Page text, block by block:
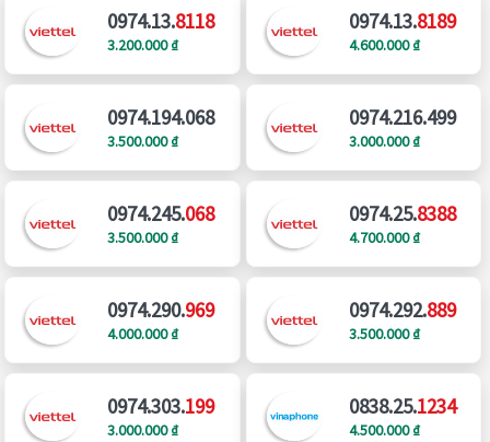
0974.13.8118
3.200.000 ₫
0974.13.8189
4.600.000 ₫
0974.194.068
3.500.000 ₫
0974.216.499
3.000.000 ₫
0974.245.068
3.500.000 ₫
0974.25.8388
4.700.000 ₫
0974.290.969
4.000.000 ₫
0974.292.889
3.500.000 ₫
0974.303.199
3.000.000 ₫
0838.25.1234
4.500.000 ₫